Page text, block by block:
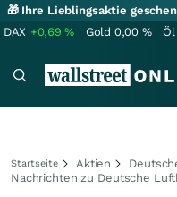
🎁 Ihre Lieblingsaktie
DAX +0,69% Gold 0,00 %
Startseite Aktien
Nachrichten zu Deutsche